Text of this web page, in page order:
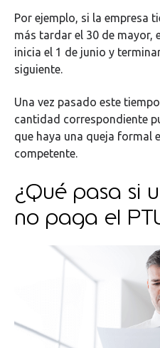
Por ejemplo, si la empresa
más tardar el 30 de mayor,
inicia el 1 de junio y
siguiente.
Una vez pasado este
cantidad correspondiente
que haya una queja formal
competente.
¿Qué pasa si
no paga el